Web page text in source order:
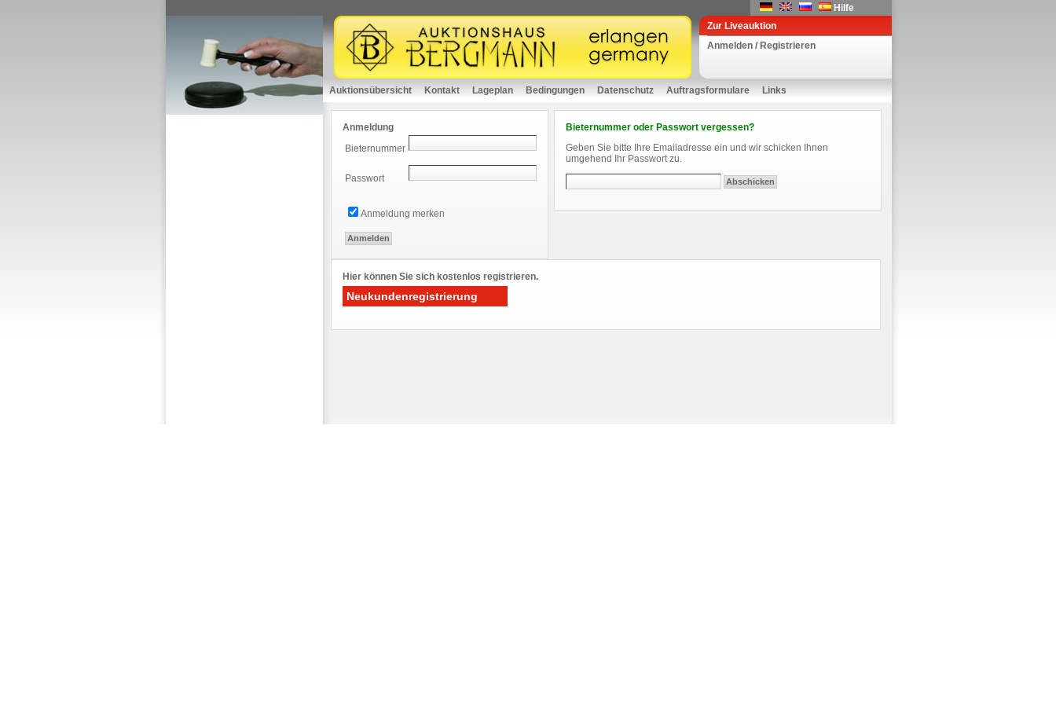
Hilfe
Zur Liveauktion
Anmelden / Registrieren
Auktionsübersicht Kontakt Lageplan Bedingungen Datenschutz Auftragsformulare Links
Anmeldung
Bieternummer
Passwort
Anmeldung merken
Bieternummer oder Passwort vergessen?
Geben Sie bitte Ihre Emailadresse ein und wir schicken Ihnen
umgehend Ihr Passwort zu.
Hier können Sie sich kostenlos registrieren.
Neukundenregistrierung